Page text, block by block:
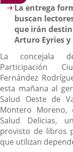
Descripción
La entrega
buscan
que irán
Arturo Eyries
La concejala
Participación
Fernández
esta mañana al
Salud Oeste de
Montero
Salud Delicias,
provisto de libros
que utilizan